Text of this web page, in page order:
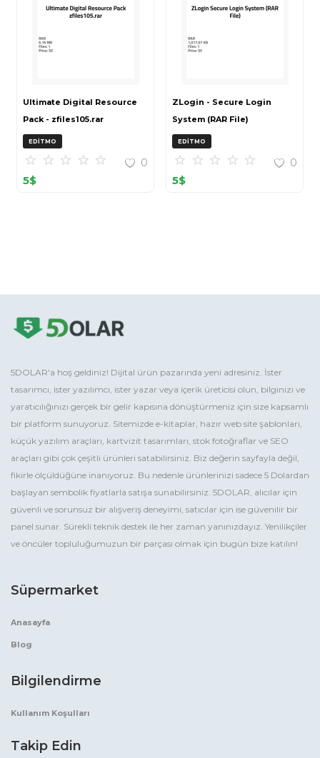
Ultimate Digital Resource
Pack - zfiles105.rar
EDITMO
0
5$
ZLogin - Secure Login
System (RAR File)
EDITMO
0
5$
5DOLAR'a hoş geldiniz! Dijital ürün pazarında yeni adresiniz. İster
tasarımcı, ister yazılımcı, ister yazar veya içerik üreticisi olun, bilginizi ve
yaratıcılığınızı gerçek bir gelir kapısına dönüştürmeniz için size kapsamlı
bir platform sunuyoruz. Sitemizde e-kitaplar, hazır web site şablonları,
küçük yazılım araçları, kartvizit tasarımları, stok fotoğraflar ve SEO
araçları gibi çok çeşitli ürünleri satabilirsiniz. Biz değerin sayfayla değil,
fikirle ölçüldüğüne inanıyoruz. Bu nedenle ürünlerinizi sadece 5 Dolardan
başlayan sembolik fiyatlarla satışa sunabilirsiniz. 5DOLAR, alıcılar için
güvenli ve sorunsuz bir alışveriş deneyimi, satıcılar için ise güvenilir bir
panel sunar. Sürekli teknik destek ile her zaman yanınızdayız. Yenilikçiler
ve öncüler topluluğumuzun bir parçası olmak için bugün bize katılın!
Süpermarket
Anasayfa
Blog
Bilgilendirme
Kullanım Koşulları
Takip Edin